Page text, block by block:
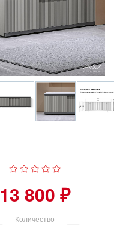
13 800 ₽
Количество